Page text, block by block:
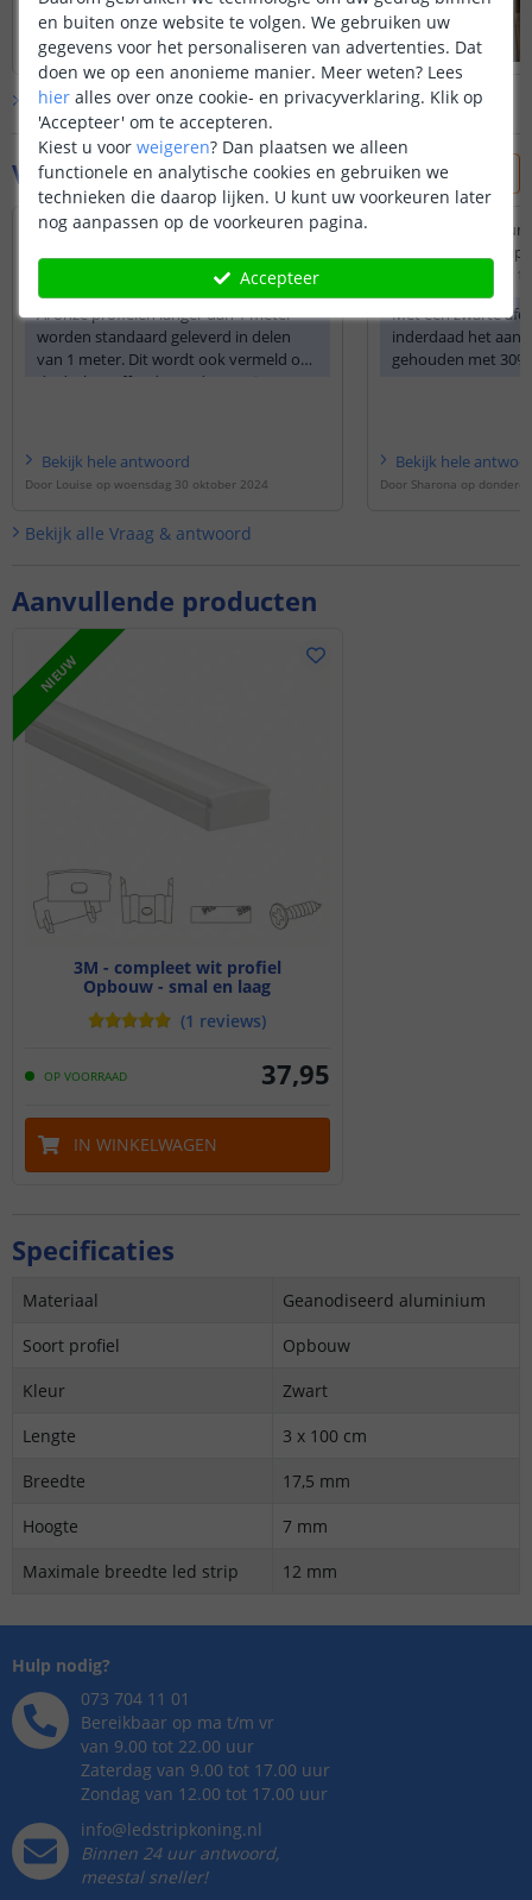
Aanvullende producten
NIEUW
3M - compleet wit profiel
Opbouw - smal en laag
(1 reviews)
OP VOORRAAD 37,95
IN WINKELWAGEN
Bekijk alleklantfoto’s
Vraag & antwoord
Kan ik de profiel ook langer maken of
dinsdag 29 oktober 2024
Al onze profielen langer dan 1 meter
worden standaard geleverd in delen
van 1 meter. Dit wordt ook vermeld op
de desbetreffende productpagina. De
afdekkap wordt tot een maximum
lengte van 4 meter geleverd aan één
Bekijk hele antwoord
Door Louise op woensdag 30 oktober 2024
Wordt het aantal
de zwarte
woensdag
Met een zwarte
inderdaad het
gehouden met 30%
Bekijk hele
Door Sharona op
Bekijk alle Vraag & antwoord
Specificaties
Materiaal
Geanodiseerd aluminium
Soort profiel
Opbouw
Kleur
Zwart
Lengte
3 x 100 cm
Breedte
17,5 mm
Hoogte
7 mm
Maximale breedte led strip
12 mm
Hulp nodig?
073 704 11 01
Bereikbaar op ma t/m vr
van 9.00 tot 22.00 uur
Zaterdag van 9.00 tot 17.00 uur
Zondag van 12.00 tot 17.00 uur
info@ledstripkoning.nl
Binnen 24 uur antwoord,
meestal sneller!
en buiten onze website te volgen. We gebruiken uw
gegevens voor het personaliseren van advertenties. Dat
doen we op een anonieme manier. Meer weten? Lees
hier alles over onze cookie- en privacyverklaring. Klik op
'Accepteer' om te accepteren.
Kiest u voor weigeren? Dan plaatsen we alleen
functionele en analytische cookies en gebruiken we
technieken die daarop lijken. U kunt uw voorkeuren later
nog aanpassen op de voorkeuren pagina.
Accepteer